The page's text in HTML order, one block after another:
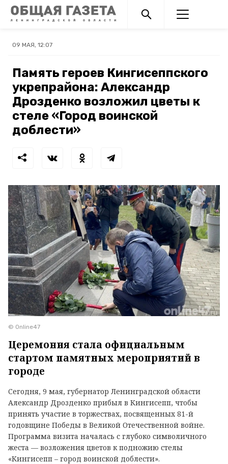
09 МАЯ, 12:07
Память героев Кингисеппского
укрепрайона: Александр
Дрозденко возложил цветы к
стеле «Город воинской
доблести»
© Online47
Церемония стала официальным
стартом памятных мероприятий в
городе
Сегодня, 9 мая, губернатор Ленинградской области
Александр Дрозденко прибыл в Кингисепп, чтобы
принять участие в торжествах, посвященных 81-й
годовщине Победы в Великой Отечественной войне.
Программа визита началась с глубоко символичного
жеста — возложения цветов к подножию стелы
«Кингисепп – город воинской доблести».